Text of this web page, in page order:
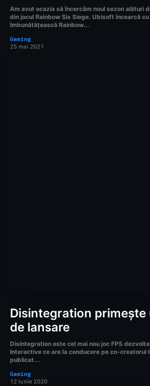
Am avut ocazia să încercăm noul sezon alături
din jocul Rainbow Six Siege. Ubisoft încearcă
îmbunătățească Rainbow...
Gaming
25 mai 2021
Disintegration primește
de lansare
Disintegration este cel mai nou joc FPS
Interactive ce are la conducere pe co-creatorul
publicat...
Gaming
12 iunie 2020